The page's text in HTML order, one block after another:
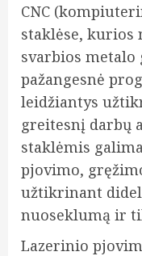
CNC
staklėse, kurios
svarbios metalo
pažangesnė
leidžiantys
greitesnį darbų
staklėmis
pjovimo,
užtikrinant
nuoseklumą ir
Lazerinio